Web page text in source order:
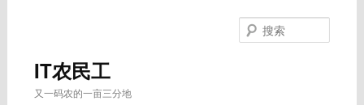
IT农民工
又一码农的一亩三分地